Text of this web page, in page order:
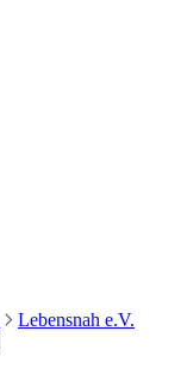
Lebensnah e.V.